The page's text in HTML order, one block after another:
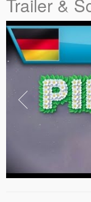
Trailer &